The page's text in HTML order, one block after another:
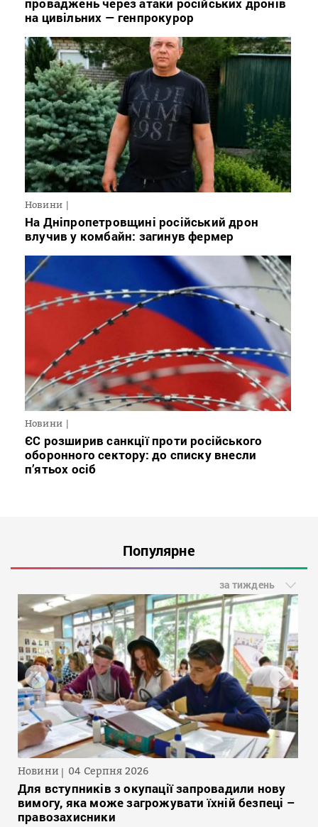
на цивільних — генпрокурор
Новини
На Дніпропетровщині російський дрон
влучив у комбайн: загинув фермер
Новини
ЄС розширив санкції проти російського
оборонного сектору: до списку внесли
п’ятьох осіб
Популярне
за тиждень
Новини 04 Серпня 2026
Для вступників з окупації запровадили нову
вимогу, яка може загрожувати їхній безпеці –
правозахисники